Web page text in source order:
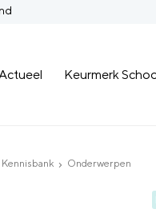
Actueel Keurmerk
Kennisbank Onderwerpen